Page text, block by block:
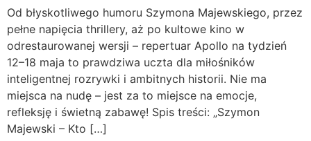
Od błyskotliwego humoru Szymona Majewskiego, przez
pełne napięcia thrillery, aż po kultowe kino w
odrestaurowanej wersji – repertuar Apollo na tydzień
12–18 maja to prawdziwa uczta dla miłośników
inteligentnej rozrywki i ambitnych historii. Nie ma
miejsca na nudę – jest za to miejsce na emocje,
refleksję i świetną zabawę! Spis treści: „Szymon
Majewski – Kto […]